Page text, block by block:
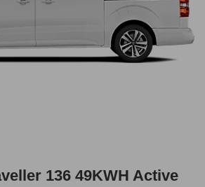
136 49KWH Active